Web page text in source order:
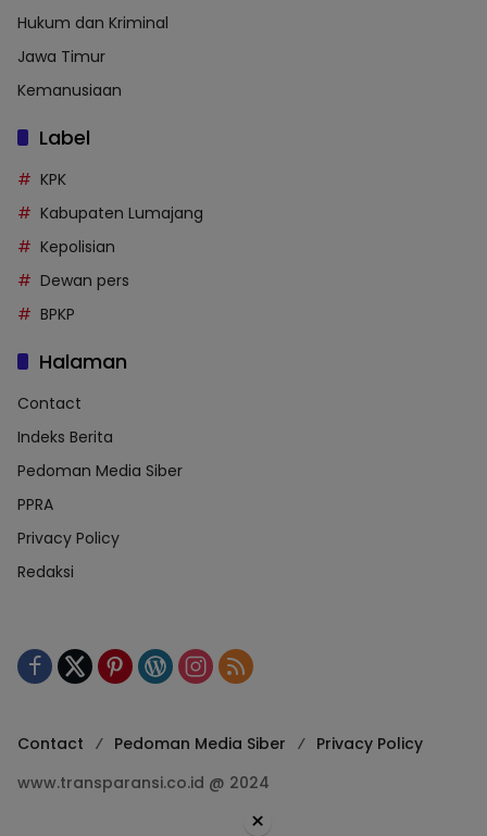
Hukum dan Kriminal
Jawa Timur
Kemanusiaan
Label
KPK
Kabupaten Lumajang
Kepolisian
Dewan pers
BPKP
Halaman
Contact
Indeks Berita
Pedoman Media Siber
PPRA
Privacy Policy
Redaksi
Contact Pedoman Media Siber
Privacy Policy
www.transparansi.co.id @ 2024
×